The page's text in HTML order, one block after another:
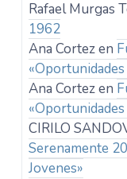
Rafael Murgas
1962
Ana Cortezen
Ana Cortezen
CIRILO
Serenamente
Jovenes»